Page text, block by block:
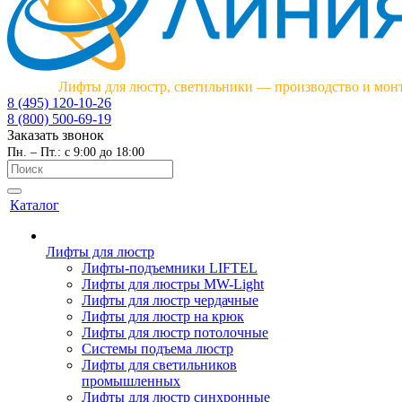
Лифты для люстр, светильники — производство и
8 (495) 120-10-26
8 (800) 500-69-19
Заказать звонок
Пн. – Пт.: с 9:00 до 18:00
Каталог
Лифты для люстр
Лифты-подъемники LIFTEL
Лифты для люстры MW-Light
Лифты для люстр чердачные
Лифты для люстр на крюк
Лифты для люстр потолочные
Системы подъема люстр
Лифты для светильников
промышленных
Лифты для люстр синхронные